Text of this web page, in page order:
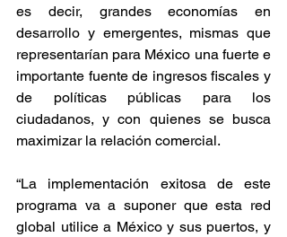
es decir, grandes economías en
desarrollo y emergentes, mismas que
representarían para México una fuerte e
importante fuente de ingresos fiscales y
de políticas públicas para los
ciudadanos, y con quienes se busca
maximizar la relación comercial.
“La implementación exitosa de este
programa va a suponer que esta red
global utilice a México y sus puertos, y